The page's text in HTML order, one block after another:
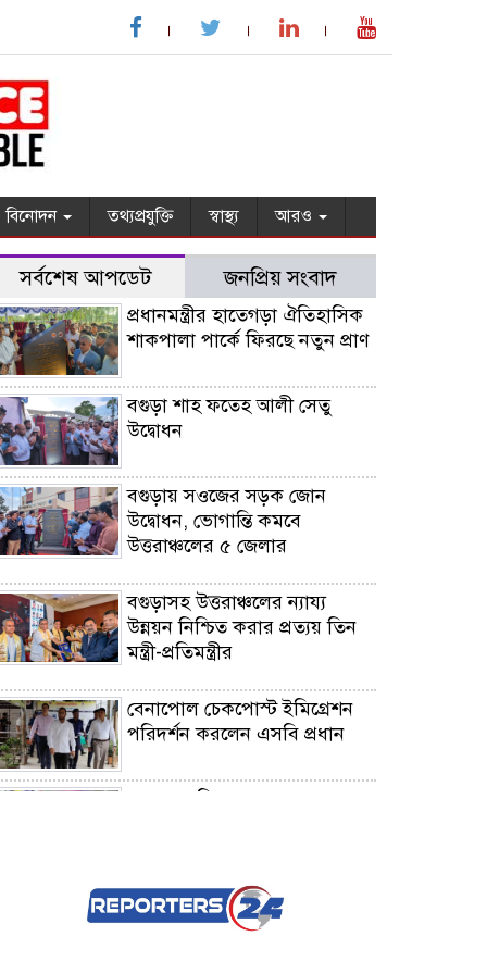
বিনোদন তথ্যপ্রযুক্তি স্বাস্থ্য আরও
সর্বশেষ আপডেট জনপ্রিয় সংবাদ
প্রধানমন্ত্রীর হাতেগড়া ঐতিহাসিক
শাকপালা পার্কে ফিরছে নতুন প্রাণ
বগুড়া শাহ ফতেহ আলী সেতু
উদ্বোধন
বগুড়ায় সওজের সড়ক জোন
উদ্বোধন, ভোগান্তি কমবে
উত্তরাঞ্চলের ৫ জেলার
বগুড়াসহ উত্তরাঞ্চলের ন্যায্য
উন্নয়ন নিশ্চিত করার প্রত্যয় তিন
মন্ত্রী-প্রতিমন্ত্রীর
বেনাপোল চেকপোস্ট ইমিগ্রেশন
পরিদর্শন করলেন এসবি প্রধান
৭ দফা দাবি বাস্তবায়নের লক্ষ্যে
যশোর হাসপাতালে স্বাস্থ্য
মন্ত্রণালয়ের যুগ্ম সচিবের আকস্মিক